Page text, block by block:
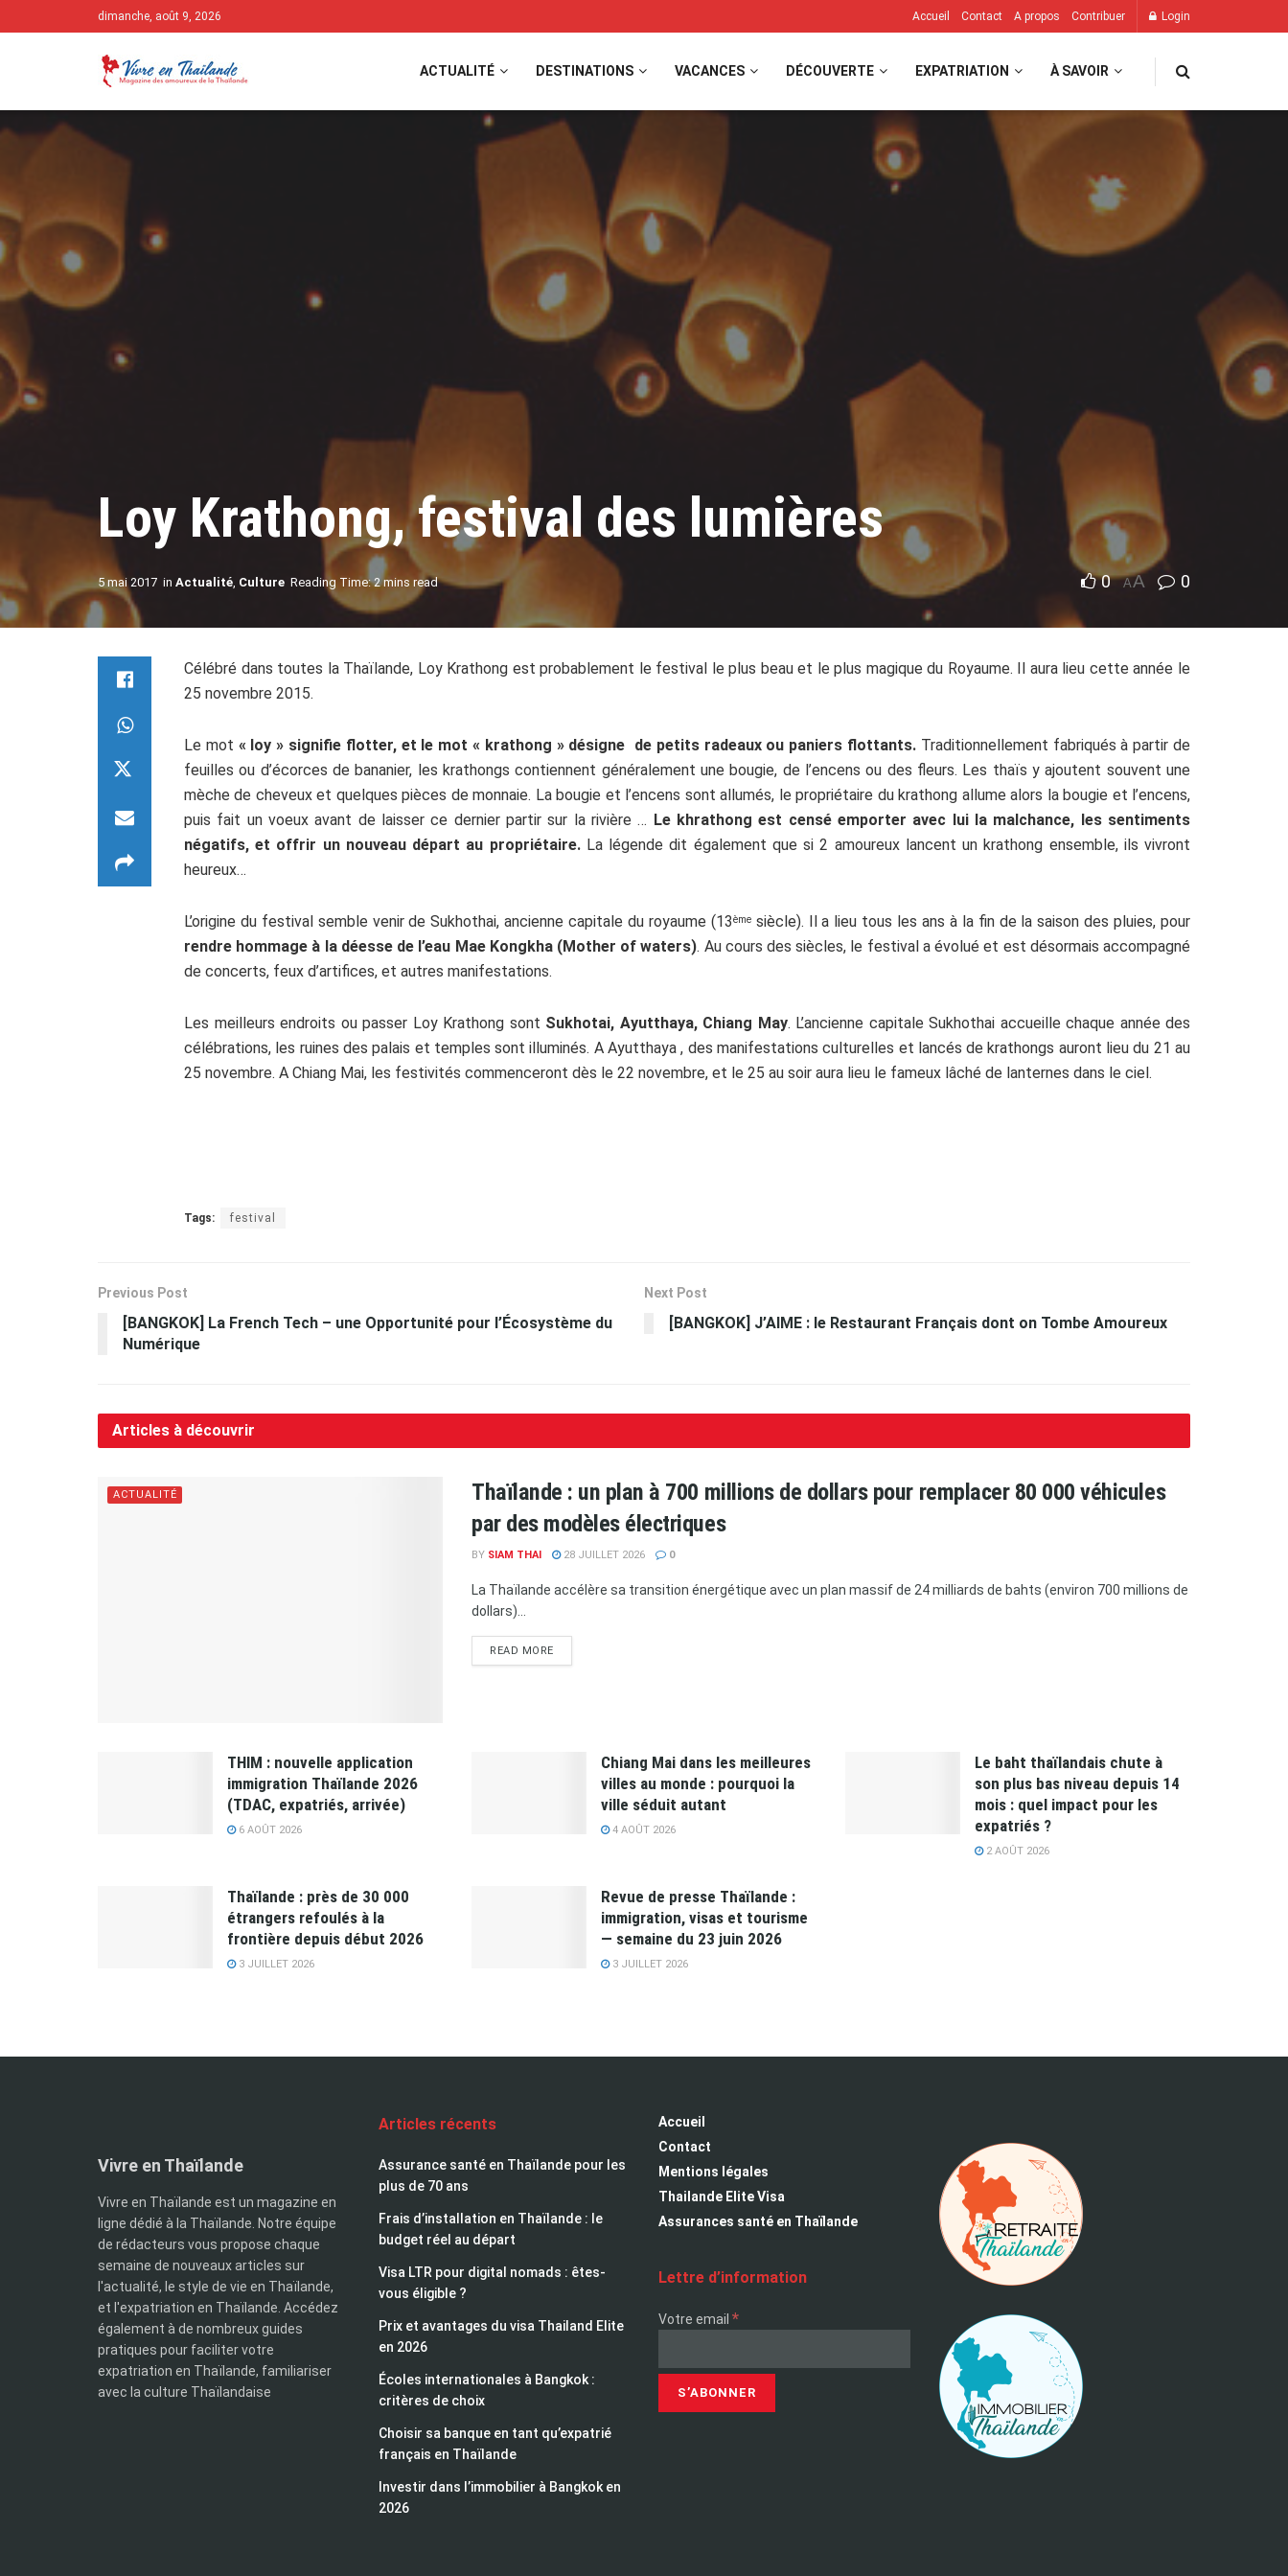
dimanche, août 9, 2026 Accueil Contact A propos Contribuer Login
ACTUALITÉ DESTINATIONS VACANCES DÉCOUVERTE EXPATRIATION À SAVOIR
Loy Krathong, festival des lumières
5 mai 2017 in Actualité, Culture Reading Time: 2 mins read 0 AA 0
Célébré dans toutes la Thaïlande, Loy Krathong est probablement le festival le plus beau et le plus magique du Royaume. Il aura lieu cette année le
25 novembre 2015.
Le mot « loy » signifie flotter, et le mot « krathong » désigne de petits radeaux ou paniers flottants. Traditionnellement fabriqués à partir de
feuilles ou d’écorces de bananier, les krathongs contiennent généralement une bougie, de l’encens ou des fleurs. Les thaïs y ajoutent souvent une
mèche de cheveux et quelques pièces de monnaie. La bougie et l’encens sont allumés, le propriétaire du krathong allume alors la bougie et l’encens,
puis fait un voeux avant de laisser ce dernier partir sur la rivière … Le khrathong est censé emporter avec lui la malchance, les sentiments
négatifs, et offrir un nouveau départ au propriétaire.La légende dit également que si 2 amoureux lancent un krathong ensemble, ils vivront
heureux…
L’origine du festival semble venir de Sukhothai, ancienne capitale du royaume (13èmesiècle). Il a lieu tous les ans à la fin de la saison des pluies, pour
rendre hommage à la déesse de l’eau Mae Kongkha (Mother of waters). Au cours des siècles, le festival a évolué et est désormais accompagné
de concerts, feux d’artifices, et autres manifestations.
Les meilleurs endroits ou passer Loy Krathong sont Sukhotai, Ayutthaya, Chiang May. L’ancienne capitale Sukhothai accueille chaque année des
célébrations, les ruines des palais et temples sont illuminés. A Ayutthaya , des manifestations culturelles et lancés de krathongs auront lieu du 21 au
25 novembre. A Chiang Mai, les festivités commenceront dès le 22 novembre, et le 25 au soir aura lieu le fameux lâché de lanternes dans le ciel.
Tags: festival
Previous Post
[BANGKOK] La French Tech – une Opportunité pour l’Écosystème du
Numérique
Next Post
[BANGKOK] J’AIME : le Restaurant Français dont on Tombe Amoureux
Articles à découvrir
ACTUALITÉ
Thaïlande : un plan à 700 millions de dollars pour remplacer 80 000 véhicules
par des modèles électriques
BY SIAM THAI 28 JUILLET 2026 0
La Thaïlande accélère sa transition énergétique avec un plan massif de 24 milliards de bahts (environ 700 millions de
dollars)...
READ MORE
THIM : nouvelle application
immigration Thaïlande 2026
(TDAC, expatriés, arrivée)
6 AOÛT 2026
Chiang Mai dans les meilleures
villes au monde : pourquoi la
ville séduit autant
4 AOÛT 2026
Le baht thaïlandais chute à
son plus bas niveau depuis 14
mois : quel impact pour les
expatriés ?
2 AOÛT 2026
Thaïlande : près de 30 000
étrangers refoulés à la
frontière depuis début 2026
3 JUILLET 2026
Revue de presse Thaïlande :
immigration, visas et tourisme
— semaine du 23 juin 2026
3 JUILLET 2026
Vivre en Thaïlande
Vivre en Thaïlande est un magazine en
ligne dédié à la Thaïlande. Notre équipe
de rédacteurs vous propose chaque
semaine de nouveaux articles sur
l'actualité, le style de vie en Thaïlande,
et l'expatriation en Thaïlande. Accédez
également à de nombreux guides
pratiques pour faciliter votre
expatriation en Thaïlande, familiariser
avec la culture Thaïlandaise
Articles récents
Assurance santé en Thaïlande pour les
plus de 70 ans
Frais d’installation en Thaïlande : le
budget réel au départ
Visa LTR pour digital nomads : êtes-
vous éligible ?
Prix et avantages du visa Thailand Elite
en 2026
Écoles internationales à Bangkok :
critères de choix
Choisir sa banque en tant qu’expatrié
français en Thaïlande
Investir dans l’immobilier à Bangkok en
2026
Accueil
Contact
Mentions légales
Thailande Elite Visa
Assurances santé en Thaïlande
Lettre d’information
Votre email *